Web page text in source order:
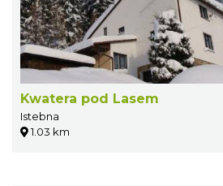
Kwatera pod Lasem
Istebna
1.03 km